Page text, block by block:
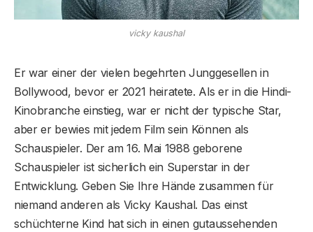
vicky kaushal
Er war einer der vielen begehrten Junggesellen in
Bollywood, bevor er 2021 heiratete. Als er in die Hindi-
Kinobranche einstieg, war er nicht der typische Star,
aber er bewies mit jedem Film sein Können als
Schauspieler. Der am 16. Mai 1988 geborene
Schauspieler ist sicherlich ein Superstar in der
Entwicklung. Geben Sie Ihre Hände zusammen für
niemand anderen als Vicky Kaushal. Das einst
schüchterne Kind hat sich in einen gutaussehenden